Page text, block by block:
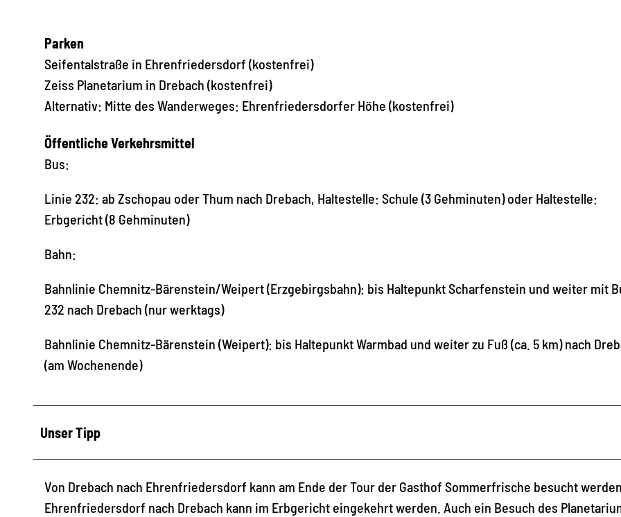
Parken
Seifentalstraße in Ehrenfriedersdorf (kostenfrei)
Zeiss Planetarium in Drebach (kostenfrei)
Alternativ: Mitte des Wanderweges: Ehrenfriedersdorfer Höhe (kostenfrei)
Öffentliche Verkehrsmittel
Bus:
Linie 232: ab Zschopau oder Thum nach Drebach, Haltestelle: Schule (3 Gehminuten) oder Haltestelle:
Erbgericht (8 Gehminuten)
Bahn:
Bahnlinie Chemnitz-Bärenstein/Weipert (Erzgebirgsbahn): bis Haltepunkt Scharfenstein und weiter mit
232 nach Drebach (nur werktags)
Bahnlinie Chemnitz-Bärenstein (Weipert): bis Haltepunkt Warmbad und weiter zu Fuß (ca. 5 km) nach
(am Wochenende)
Unser Tipp
Von Drebach nach Ehrenfriedersdorf kann am Ende der Tour der Gasthof Sommerfrische besucht
Ehrenfriedersdorf nach Drebach kann im Erbgericht eingekehrt werden. Auch ein Besuch des